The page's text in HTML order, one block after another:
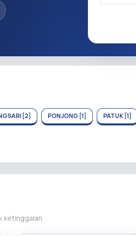
[2] PONJONG [1] PATUK [1]
ketinggalan.